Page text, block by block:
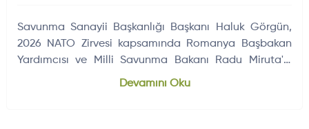
Savunma Sanayii Başkanlığı Başkanı Haluk Görgün,
2026 NATO Zirvesi kapsamında Romanya Başbakan
Yardımcısı ve Milli Savunma Bakanı Radu Miruta'yı
TUSAŞ tesislerinde ağırladı.
Devamını Oku